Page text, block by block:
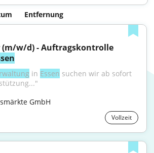
Entfernung
(m/w/d) - Auftragskontrolle
in Essen suchen wir ab sofort
GmbH
Vollzeit